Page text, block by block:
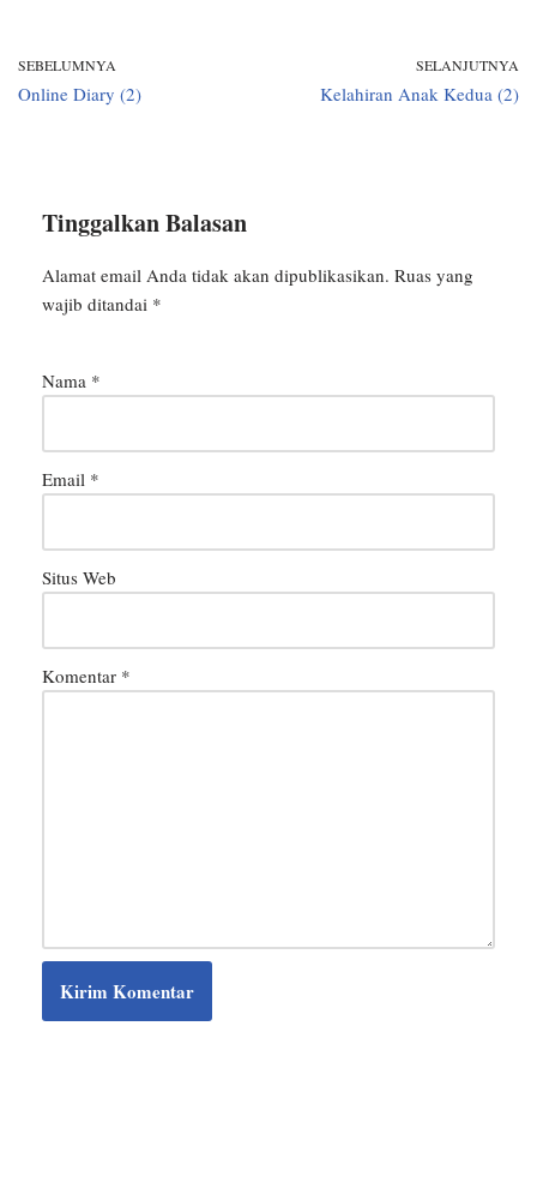
SEBELUMNYA
Online Diary (2)
SELANJUTNYA
Kelahiran Anak Kedua (2)
Tinggalkan Balasan
Alamat email Anda tidak akan dipublikasikan. Ruas yang
wajib ditandai *
Nama *
Email *
Situs Web
Komentar *